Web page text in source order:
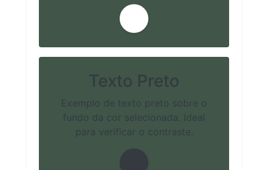
Texto Preto
Exemplo de texto preto sobre o
fundo da cor selecionada. Ideal
para verificar o contraste.